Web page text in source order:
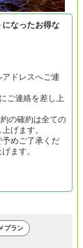
になったお得な
ドレスへご連
ご連絡を差し上
の確約は全ての
げます。
めご了承くだ
ます。
プラン